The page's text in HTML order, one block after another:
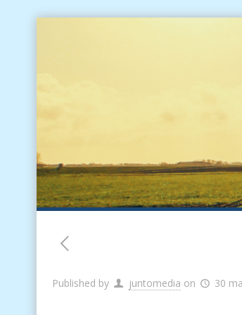
Published by juntomedia on 30